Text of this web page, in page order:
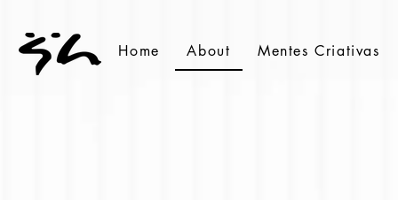
Home About Mentes Criativas